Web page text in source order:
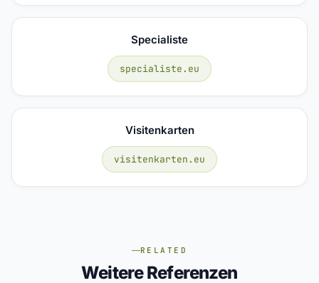
Specialiste
specialiste.eu
Visitenkarten
visitenkarten.eu
RELATED
Weitere Referenzen